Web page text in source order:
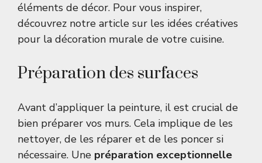
éléments de décor. Pour vous inspirer,
découvrez notre article sur les idées créatives
pour la décoration murale de votre cuisine.
Préparation des surfaces
Avant d’appliquer la peinture, il est crucial de
bien préparer vos murs. Cela implique de les
nettoyer, de les réparer et de les poncer si
nécessaire. Une préparation exceptionnelle